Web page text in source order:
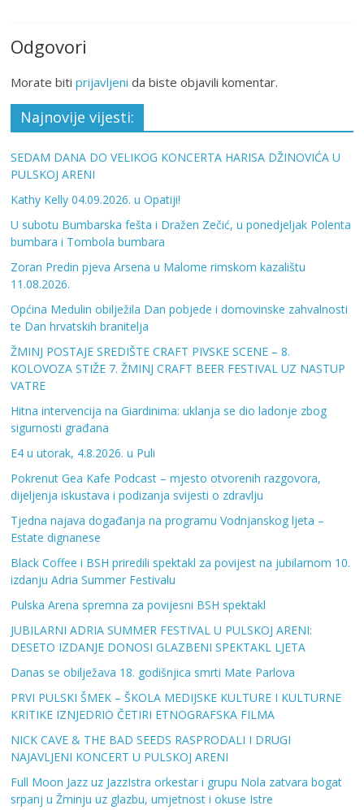
Odgovori
Morate bitiprijavljeni da biste objavili komentar.
Najnovije vijesti:
SEDAM DANA DO VELIKOG KONCERTA HARISA DŽINOVIĆA U
PULSKOJ ARENI
Kathy Kelly 04.09.2026. u Opatiji!
U subotu Bumbarska fešta i Dražen Zečić, u ponedjeljak Polenta
bumbara i Tombola bumbara
Zoran Predin pjeva Arsena u Malome rimskom kazalištu
11.08.2026.
Općina Medulin obilježila Dan pobjede i domovinske zahvalnosti
te Dan hrvatskih branitelja
ŽMINJ POSTAJE SREDIŠTE CRAFT PIVSKE SCENE – 8.
KOLOVOZA STIŽE 7. ŽMINJ CRAFT BEER FESTIVAL UZ NASTUP
VATRE
Hitna intervencija na Giardinima: uklanja se dio ladonje zbog
sigurnosti građana
E4 u utorak, 4.8.2026. u Puli
Pokrenut Gea Kafe Podcast – mjesto otvorenih razgovora,
dijeljenja iskustava i podizanja svijesti o zdravlju
Tjedna najava događanja na programu Vodnjanskog ljeta –
Estate dignanese
Black Coffee i BSH priredili spektakl za povijest na jubilarnom 10.
izdanju Adria Summer Festivalu
Pulska Arena spremna za povijesni BSH spektakl
JUBILARNI ADRIA SUMMER FESTIVAL U PULSKOJ ARENI:
DESETO IZDANJE DONOSI GLAZBENI SPEKTAKL LJETA
Danas se obilježava 18. godišnjica smrti Mate Parlova
PRVI PULSKI ŠMEK – ŠKOLA MEDIJSKE KULTURE I KULTURNE
KRITIKE IZNJEDRIO ČETIRI ETNOGRAFSKA FILMA
NICK CAVE & THE BAD SEEDS RASPRODALI I DRUGI
NAJAVLJENI KONCERT U PULSKOJ ARENI
Full Moon Jazz uz JazzIstra orkestar i grupu Nola zatvara bogat
srpanj u Žminju uz glazbu, umjetnost i okuse Istre